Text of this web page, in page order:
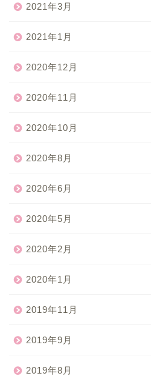
2021年3月
2021年1月
2020年12月
2020年11月
2020年10月
2020年8月
2020年6月
2020年5月
2020年2月
2020年1月
2019年11月
2019年9月
2019年8月